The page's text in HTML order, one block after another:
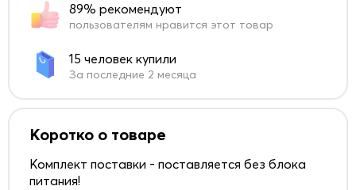
89% рекомендуют
пользователям нравится этот товар
15 человек купили
За последние 2 месяца
Коротко о товаре
Комплект поставки - поставляется без блока
питания!